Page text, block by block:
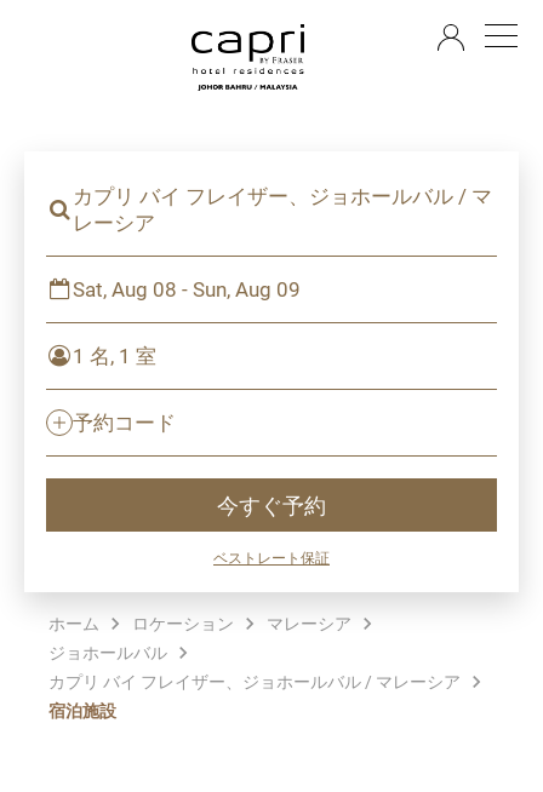
カプリ バイ フレイザー、ジョホールバル / マ
レーシア
Sat, Aug 08 - Sun, Aug 09
1 名, 1 室
予約コード
今すぐ予約
ベストレート保証
ホーム ロケーション
マレーシア
ジョホールバル
カプリ バイ フレイザー、ジョホールバル / マレーシア
宿泊施設